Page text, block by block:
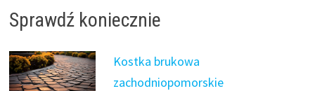
Sprawdź koniecznie
Kostka brukowa
zachodniopomorskie